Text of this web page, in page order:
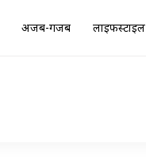
अजब-गजब लाइफस्टाइल